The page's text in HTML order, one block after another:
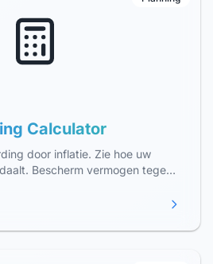
Calculator
door inflatie. Zie hoe uw
Bescherm vermogen tegen